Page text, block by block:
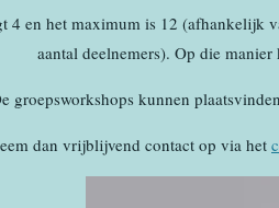
4 en het maximum is 12
aantal deelnemers). Op die
groepsworkshops kunnen
dan vrijblijvend contact op via het